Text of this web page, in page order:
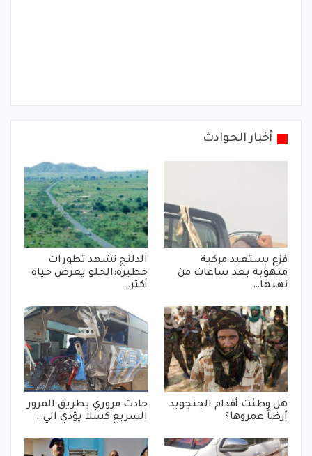
أخبار الحوادث
فزع يستعيد مركبة
منهوبة بعد ساعات من
نهبها…
الدلنج تشهد تطورات
خطيرة:الحلو يعرض حياة
أكثر…
هل وطئت أقدام الجنجويد
أرضاً عمروها؟
حادث مروري بطريق المرور
السريع كسلا يؤدي الي…